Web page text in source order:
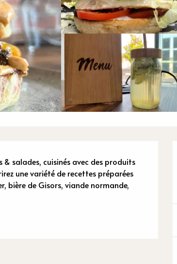
salades, cuisinés avec des produits
une variété de recettes préparées
bière de Gisors, viande normande,